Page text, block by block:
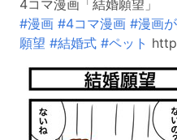
4コマ漫画「結婚願望」
#漫画 #4コマ漫画 #漫画
願望 #結婚式 #ペット